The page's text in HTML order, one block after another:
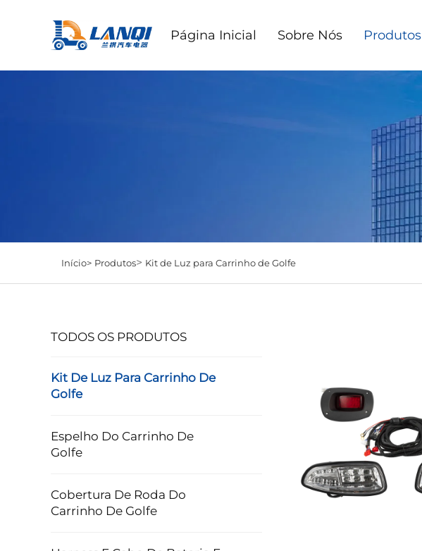
Página Inicial Sobre Nós Produtos
Início> Produtos> Kit de Luz para Carrinho de Golfe
TODOS OS PRODUTOS
Kit De Luz Para Carrinho De
Golfe
Espelho Do Carrinho De
Golfe
Cobertura De Roda Do
Carrinho De Golfe